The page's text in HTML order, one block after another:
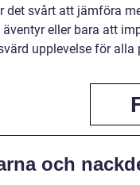
svårt att jämföra
eller bara att
upplevelse för alla
och